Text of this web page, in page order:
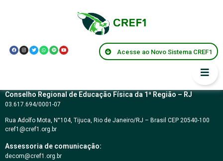
Acesse ao Novo Sistema CREF1
CARTA CONVITE Nº
05/2019
Conselho Regional de Educação Física da 1ª Região – RJ
03.617.694/0001-07
Rua Adolfo Mota, N°104, Tijuca, Rio de Janeiro/RJ – Brasil CEP 20540-100
cref1@cref1.org.br
Assessoria de comunicação:
decom@cref1.org.br